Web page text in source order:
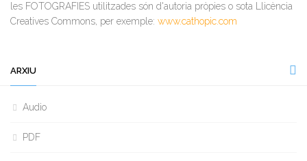
les FOTOGRAFIES utilitzades són d'autoria pròpies o sota Llicència
Creatives Commons, per exemple: www.cathopic.com
ARXIU
Audio
PDF